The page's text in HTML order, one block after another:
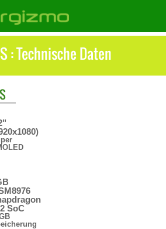
: Technische Daten
SoC